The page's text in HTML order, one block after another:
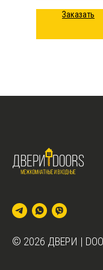
Заказать
© 2026 ДВЕРИ |